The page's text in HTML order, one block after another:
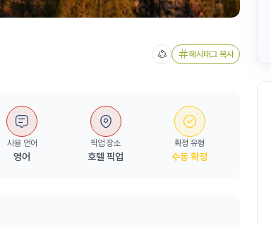
해시태그 복사
사용 언어
영어
픽업 장소
호텔 픽업
확정 유형
수동 확정